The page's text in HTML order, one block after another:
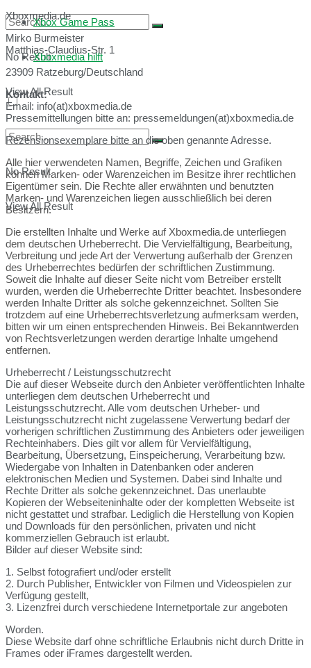
No Result
View All Result
Xbox Game Pass
Xboxmedia hilft
No Result
View All Result
Xboxmedia.de
Mirko Burmeister
Matthias-Claudius-Str. 1
23909 Ratzeburg/Deutschland
Kontakt:
Email: info(at)xboxmedia.de
Pressemittellungen bitte an: pressemeldungen(at)xboxmedia.de
Rezensionsexemplare bitte an die oben genannte Adresse.
Alle hier verwendeten Namen, Begriffe, Zeichen und Grafiken
können Marken- oder Warenzeichen im Besitze ihrer rechtlichen
Eigentümer sein. Die Rechte aller erwähnten und benutzten
Marken- und Warenzeichen liegen ausschließlich bei deren
Besitzern.
Die erstellten Inhalte und Werke auf Xboxmedia.de unterliegen
dem deutschen Urheberrecht. Die Vervielfältigung, Bearbeitung,
Verbreitung und jede Art der Verwertung außerhalb der Grenzen
des Urheberrechtes bedürfen der schriftlichen Zustimmung.
Soweit die Inhalte auf dieser Seite nicht vom Betreiber erstellt
wurden, werden die Urheberrechte Dritter beachtet. Insbesondere
werden Inhalte Dritter als solche gekennzeichnet. Sollten Sie
trotzdem auf eine Urheberrechtsverletzung aufmerksam werden,
bitten wir um einen entsprechenden Hinweis. Bei Bekanntwerden
von Rechtsverletzungen werden derartige Inhalte umgehend
entfernen.
Urheberrecht / Leistungsschutzrecht
Die auf dieser Webseite durch den Anbieter veröffentlichten Inhalte
unterliegen dem deutschen Urheberrecht und
Leistungsschutzrecht. Alle vom deutschen Urheber- und
Leistungsschutzrecht nicht zugelassene Verwertung bedarf der
vorherigen schriftlichen Zustimmung des Anbieters oder jeweiligen
Rechteinhabers. Dies gilt vor allem für Vervielfältigung,
Bearbeitung, Übersetzung, Einspeicherung, Verarbeitung bzw.
Wiedergabe von Inhalten in Datenbanken oder anderen
elektronischen Medien und Systemen. Dabei sind Inhalte und
Rechte Dritter als solche gekennzeichnet. Das unerlaubte
Kopieren der Webseiteninhalte oder der kompletten Webseite ist
nicht gestattet und strafbar. Lediglich die Herstellung von Kopien
und Downloads für den persönlichen, privaten und nicht
kommerziellen Gebrauch ist erlaubt.
Bilder auf dieser Website sind:
1. Selbst fotografiert und/oder erstellt
2. Durch Publisher, Entwickler von Filmen und Videospielen zur
Verfügung gestellt,
3. Lizenzfrei durch verschiedene Internetportale zur angeboten
Worden.
Diese Website darf ohne schriftliche Erlaubnis nicht durch Dritte in
Frames oder iFrames dargestellt werden.